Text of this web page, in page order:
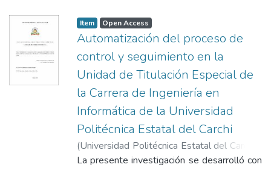
control de los procesos internos. Dichos
procesos se gestionaban de manera
separada mediante archivos independientes
y herramientas no integradas, lo que
ocasionaba desorganización y dificultad en
el control operativo del laboratorio. El
estudio se fundamentó con un enfoque
metodológico mixto. El enfoque cuantitativo
permitió analizar indicadores relacionados
con el control de procesos y la gestión de la
información y de forma complementaria, el
Item Open Access
Automatización del proceso de
control y seguimiento en la
Unidad de Titulación Especial de
la Carrera de Ingeniería en
Informática de la Universidad
Politécnica Estatal del Carchi
(Universidad Politécnica Estatal del Carchi -
Biblioteca Luciano Coral,2026-02-02) Siza
La presente investigación se desarrolló con